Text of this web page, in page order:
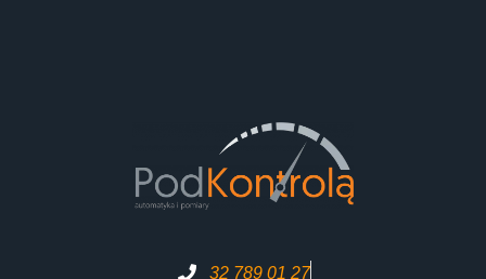
32 789 01 27